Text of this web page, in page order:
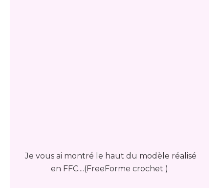
Je vous ai montré le haut du modèle réalisé
en FFC....(FreeForme crochet )